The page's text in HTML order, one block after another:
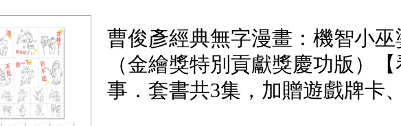
曹俊彥經典無字漫畫：機智小巫
（金繪獎特別貢獻獎慶功版）
事．套書共3集，加贈遊戲牌卡